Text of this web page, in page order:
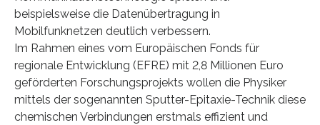
beispielsweise die Datenübertragung in
Mobilfunknetzen deutlich verbessern.
Im Rahmen eines vom Europäischen Fonds für
regionale Entwicklung (EFRE) mit 2,8 Millionen Euro
geförderten Forschungsprojekts wollen die Physiker
mittels der sogenannten Sputter-Epitaxie-Technik diese
chemischen Verbindungen erstmals effizient und